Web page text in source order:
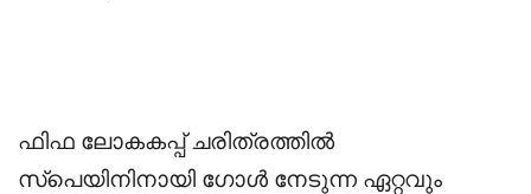
‎ഫിഫ ലോകകപ്പ് ചരിത്രത്തിൽ
സ്പെയിനിനായി ഗോൾ നേടുന്ന ഏറ്റവും